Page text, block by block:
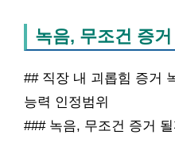
녹음, 무조건 증
## 직장 내 괴롭힘 증거
능력 인정범위
### 녹음, 무조건 증거